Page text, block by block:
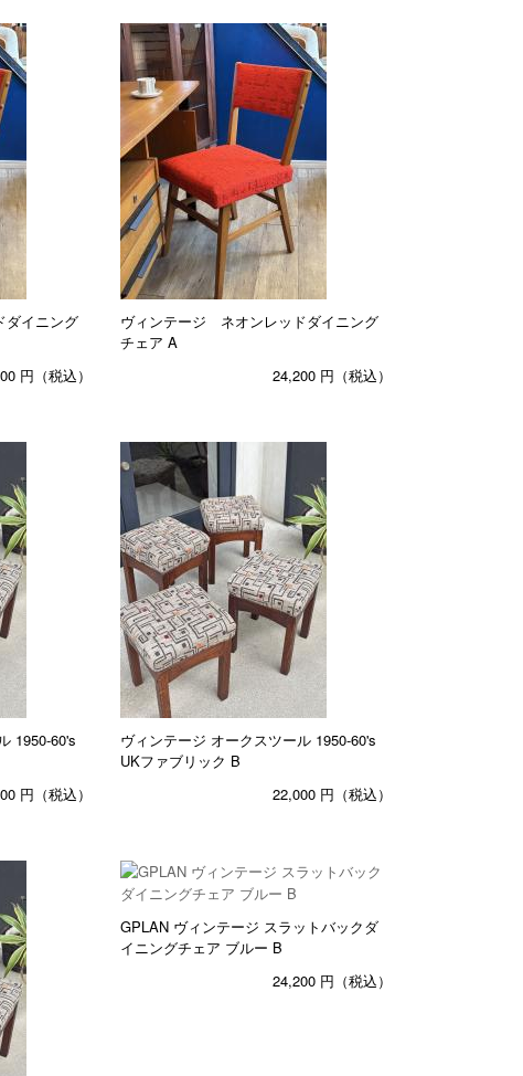
イニング
円（税込）
ヴィンテージ ネオンレッドダイニング
チェア A
24,200 円（税込）
1950-60's
円（税込）
ヴィンテージ オークスツール 1950-60's
UKファブリック B
22,000 円（税込）
GPLAN ヴィンテージ スラットバックダ
イニングチェア ブルー B
24,200 円（税込）